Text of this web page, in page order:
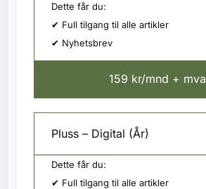
Dette får du:
✔ Full tilgang til alle artikler
✔ Nyhetsbrev
159 kr/mnd + mva
Pluss – Digital (År)
Dette får du:
✔ Full tilgang til alle artikler